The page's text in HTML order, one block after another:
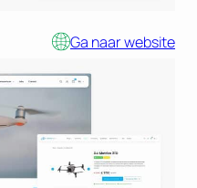
Ga naar website